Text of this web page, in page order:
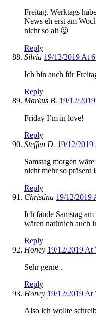
Freitag. Werktags
News eh erst am
nicht so alt 😛
Reply
Silvia 19/12/2019 At
Ich bin auch für
Reply
Markus B. 19/12/
Friday I’m in love!
Reply
Steffen D. 19/12/2019
Samstag morgen
nicht mehr so präsent
Reply
Christina 19/12/2019
Ich fände Samstag
wären natürlich auch
Reply
Honey 19/12/2019 At
Sehr gerne .
Reply
Honey 19/12/2019 At
Also ich wollte